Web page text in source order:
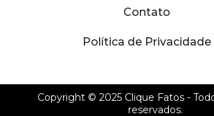
Contato
Política de Privacidade
Copyright © 2025 Clique Fatos-
reservados.